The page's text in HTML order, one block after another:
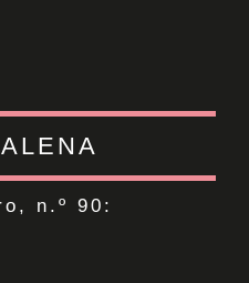
n.º 90: